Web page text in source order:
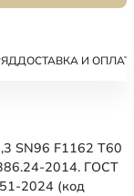
ДОСТАВКА И
SN96 F1162 Т60
2014. ГОСТ
2024 (код